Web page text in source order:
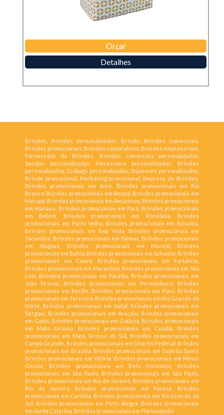
Orçar
Detalhes
Brindes, Brindes personalizados, Brinde, Brindes comerciais,
Brindes promocionais, Brindes corporativos, Brindes empresariais,
Fornecedor de Brindes, Brindes comerciais personalizados,
Sacolas personalizadas, Necessaire personalizadas, Brindes
personalizados, Ecobags personalizadas, Squeezes personalizados,
Brinde promocional, Marketing promocional, Empresa de Brindes,
Brindes promocionais em Acre, Brindes promocionais em Rio
Branco, Brindes promocionais em Amapá, Brindes promocionais em
Macapá, Brindes promocionais em Amazonas, Brindes promocionais
em Manaus, Brindes promocionais em Pará, Brindes promocionais
em Belém, Brindes promocionais em Rondônia, Brindes
promocionais em Porto Velho, Brindes promocionais em Roraima,
Brindes promocionais em Boa Vista, Brindes promocionais em
Tocantins, Brindes promocionais em Palmas, Brindes promocionais
em Alagoas, Brindes promocionais em Maceió, Brindes
promocionais em Bahia, Brindes promocionais em Salvador, Brindes
promocionais em Ceará, Brindes promocionais em Fortaleza,
Brindes promocionais em Maranhão, Brindes promocionais em São
Luís, Brindes promocionais em Paraíba, Brindes promocionais em
João Pessoa, Brindes promocionais em Pernambuco, Brindes
promocionais em Recife, Brindes promocionais em Piauí, Brindes
promocionais em Teresina, Brindes promocionais em Rio Grande do
Norte, Brindes promocionais em Natal, Brindes promocionais em
Sergipe, Brindes promocionais em Aracaju, Brindes promocionais
em Goiás, Brindes promocionais em Goiânia, Brindes promocionais
em Mato Grosso, Brindes promocionais em Cuiabá, Brindes
promocionais em Mato Grosso do Sul, Brindes promocionais em
Campo Grande, Brindes promocionais em Distrito Federal, Brindes
promocionais em Brasília, Brindes promocionais em Espírito Santo,
Brindes promocionais em Vitória, Brindes promocionais em Minas
Gerais, Brindes promocionais em Belo Horizonte, Brindes
promocionais em São Paulo, Brindes promocionais em São Paulo,
Brindes promocionais em Rio de Janeiro, Brindes promocionais em
Rio de Janeiro, Brindes promocionais em Paraná, Brindes
promocionais em Curitiba, Brindes promocionais em Rio Grande do
Sul, Brindes promocionais em Porto Alegre, Brindes promocionais
em Santa Catarina, Brindes promocionais em Florianópolis